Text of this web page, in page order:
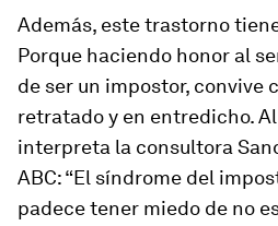
Además, este trastorno
Porque haciendo honor al
de ser un impostor, convive
retratado y en entredicho.
interpreta la consultora
ABC: “El síndrome del
padece tener miedo de no